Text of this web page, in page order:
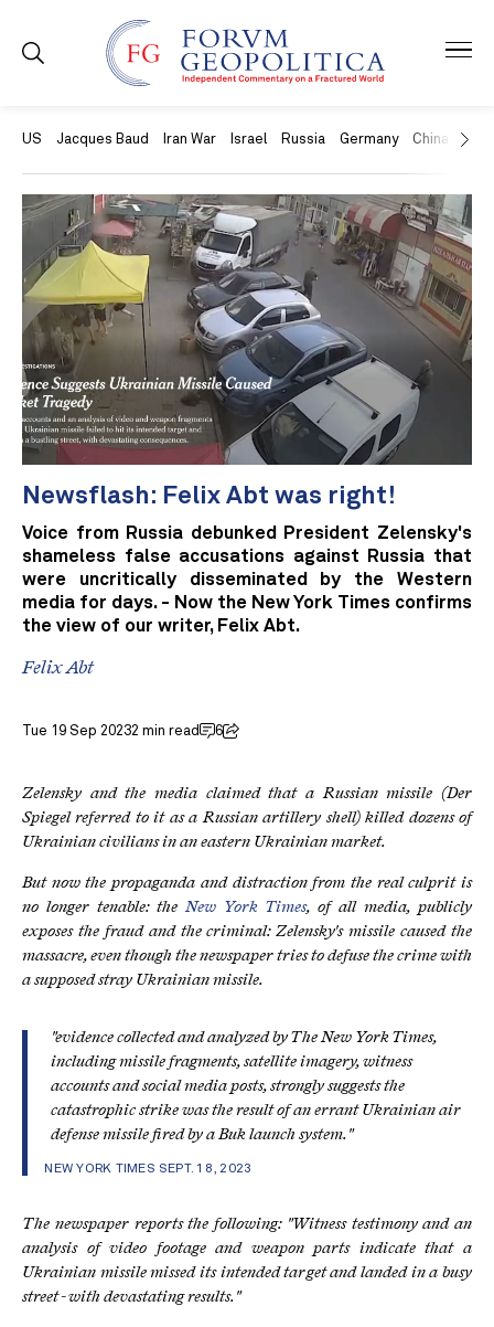
US Jacques Baud Iran War Israel Russia Germany China
Newsflash: Felix Abt was right!
Voice from Russia debunked President Zelensky's
shameless false accusations against Russia that
were uncritically disseminated by the Western
media for days. - Now the New York Times confirms
the view of our writer, Felix Abt.
Felix Abt
Tue 19 Sep 20232 min read 6
Zelensky and the media claimed that a Russian missile (Der
Spiegel referred to it as a Russian artillery shell) killed dozens of
Ukrainian civilians in an eastern Ukrainian market.
But now the propaganda and distraction from the real culprit is
no longer tenable: the New York Times, of all media, publicly
exposes the fraud and the criminal: Zelensky's missile caused the
massacre, even though the newspaper tries to defuse the crime with
a supposed stray Ukrainian missile.
"evidence collected and analyzed by The New York Times,
including missile fragments, satellite imagery, witness
accounts and social media posts, strongly suggests the
catastrophic strike was the result of an errant Ukrainian air
defense missile fired by a Buk launch system."
NEW YORK TIMES SEPT. 18, 2023
The newspaper reports the following: "Witness testimony and an
analysis of video footage and weapon parts indicate that a
Ukrainian missile missed its intended target and landed in a busy
street - with devastating results."